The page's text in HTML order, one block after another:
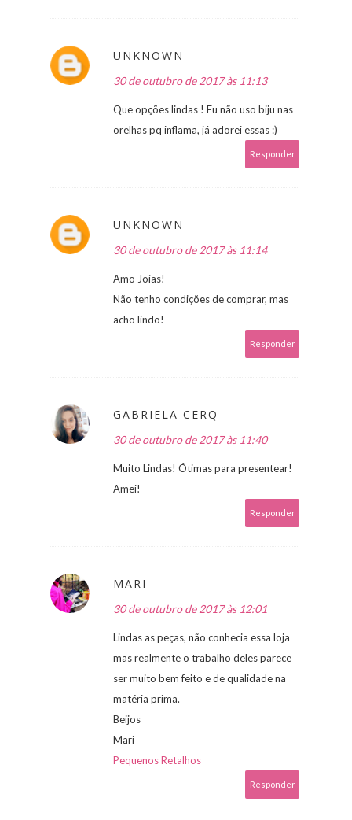
UNKNOWN
30 de outubro de 2017 às 11:13
Que opções lindas ! Eu não uso biju nas
orelhas pq inflama, já adorei essas :)
Responder
UNKNOWN
30 de outubro de 2017 às 11:14
Amo Joias!
Não tenho condições de comprar, mas
acho lindo!
Responder
GABRIELA CERQ
30 de outubro de 2017 às 11:40
Muito Lindas! Ótimas para presentear!
Amei!
Responder
MARI
30 de outubro de 2017 às 12:01
Lindas as peças, não conhecia essa loja
mas realmente o trabalho deles parece
ser muito bem feito e de qualidade na
matéria prima.
Beijos
Mari
Pequenos Retalhos
Responder